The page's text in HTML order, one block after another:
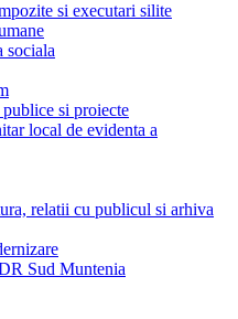
si executari silite
sociala
si proiecte
local de evidenta a
relatii cu publicul si arhiva
Sud Muntenia